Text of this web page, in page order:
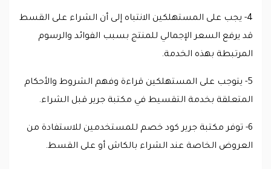
4- يجب على المستهلكين الانتباه إلى أن الشراء على القسط
قد يرفع السعر الإجمالي للمنتج بسبب الفوائد والرسوم
المرتبطة بهذه الخدمة.
5- يتوجب على المستهلكين قراءة وفهم الشروط والأحكام
المتعلقة بخدمة التقسيط في مكتبة جرير قبل الشراء.
6- توفر مكتبة جرير كود خصم للمستخدمين للاستفادة من
العروض الخاصة عند الشراء بالكاش أو على القسط.